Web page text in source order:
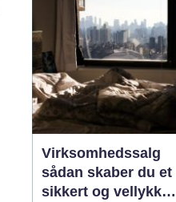
vælger tapas til både
hverdag og fest, fordi det
samler...
Virksomhedssalg
sådan skaber du et
sikkert og vellykket